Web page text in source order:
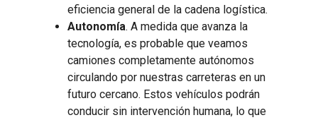
eficiencia general de la cadena logística.
Autonomía. A medida que avanza la
tecnología, es probable que veamos
camiones completamente autónomos
circulando por nuestras carreteras en un
futuro cercano. Estos vehículos podrán
conducir sin intervención humana, lo que